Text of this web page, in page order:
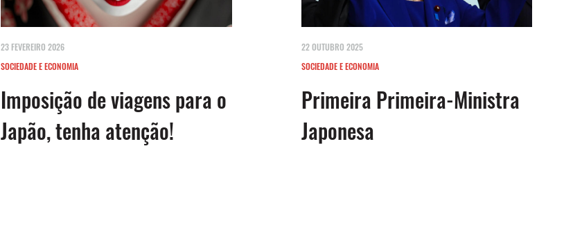
23 FEVEREIRO 2026
SOCIEDADE E ECONOMIA
Imposição de viagens para o
Japão, tenha atenção!
22 OUTUBRO 2025
SOCIEDADE E ECONOMIA
Primeira Primeira-Ministra
Japonesa